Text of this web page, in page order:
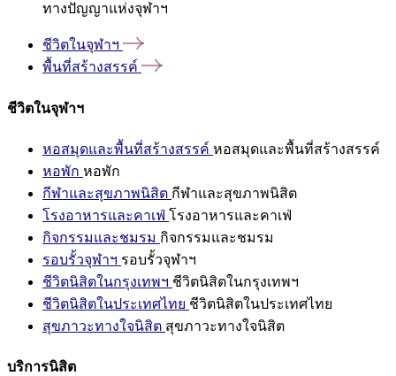
ทางปัญญาแห่งจุฬาฯ
ชีวิตในจุฬาฯ
พื้นที่สร้างสรรค์
ชีวิตในจุฬาฯ
หอสมุดและพื้นที่สร้างสรรค์ หอสมุดและพื้นที่สร้างสรรค์
หอพัก หอพัก
กีฬาและสุขภาพนิสิต กีฬาและสุขภาพนิสิต
โรงอาหารและคาเฟ่ โรงอาหารและคาเฟ่
กิจกรรมและชมรม กิจกรรมและชมรม
รอบรั้วจุฬาฯ รอบรั้วจุฬาฯ
ชีวิตนิสิตในกรุงเทพฯ ชีวิตนิสิตในกรุงเทพฯ
ชีวิตนิสิตในประเทศไทย ชีวิตนิสิตในประเทศไทย
สุขภาวะทางใจนิสิต สุขภาวะทางใจนิสิต
บริการนิสิต